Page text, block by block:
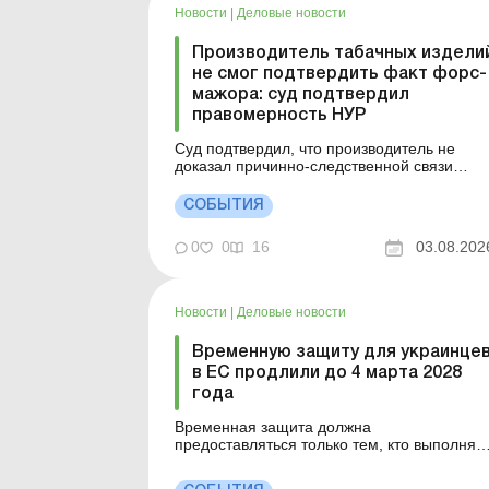
Новости | Деловые новости
Производитель табачных
не смог подтвердить факт форс-
мажора: суд подтвердил
правомерность НУР
Суд подтвердил, что производитель не
доказал причинно-следственной связи
потерей товара. Компания не смогла
опровергнуть установленные проверкой
нарушения. Решение суда по делу
подтвердило, что принцип неотвратимости
СОБЫТИЯ
0 0 16
Новости Деловые новости
Временную защиту для украинцев
в ЕС продлили до 4 марта 2028
года
Временная защита должна
предоставляться только тем, кто выполняет
обязанности в Украине. Это положение не